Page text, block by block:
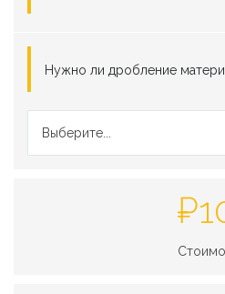
Нужно ли дробление
Выберите...
₽